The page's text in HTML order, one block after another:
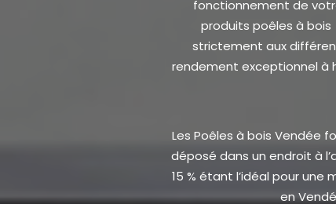
fonctionnement de
produits poêles à bois
strictement aux
rendement exceptionnel à
Les Poêles à bois Vendée
déposé dans un endroit à
15 % étant l’idéal pour
en